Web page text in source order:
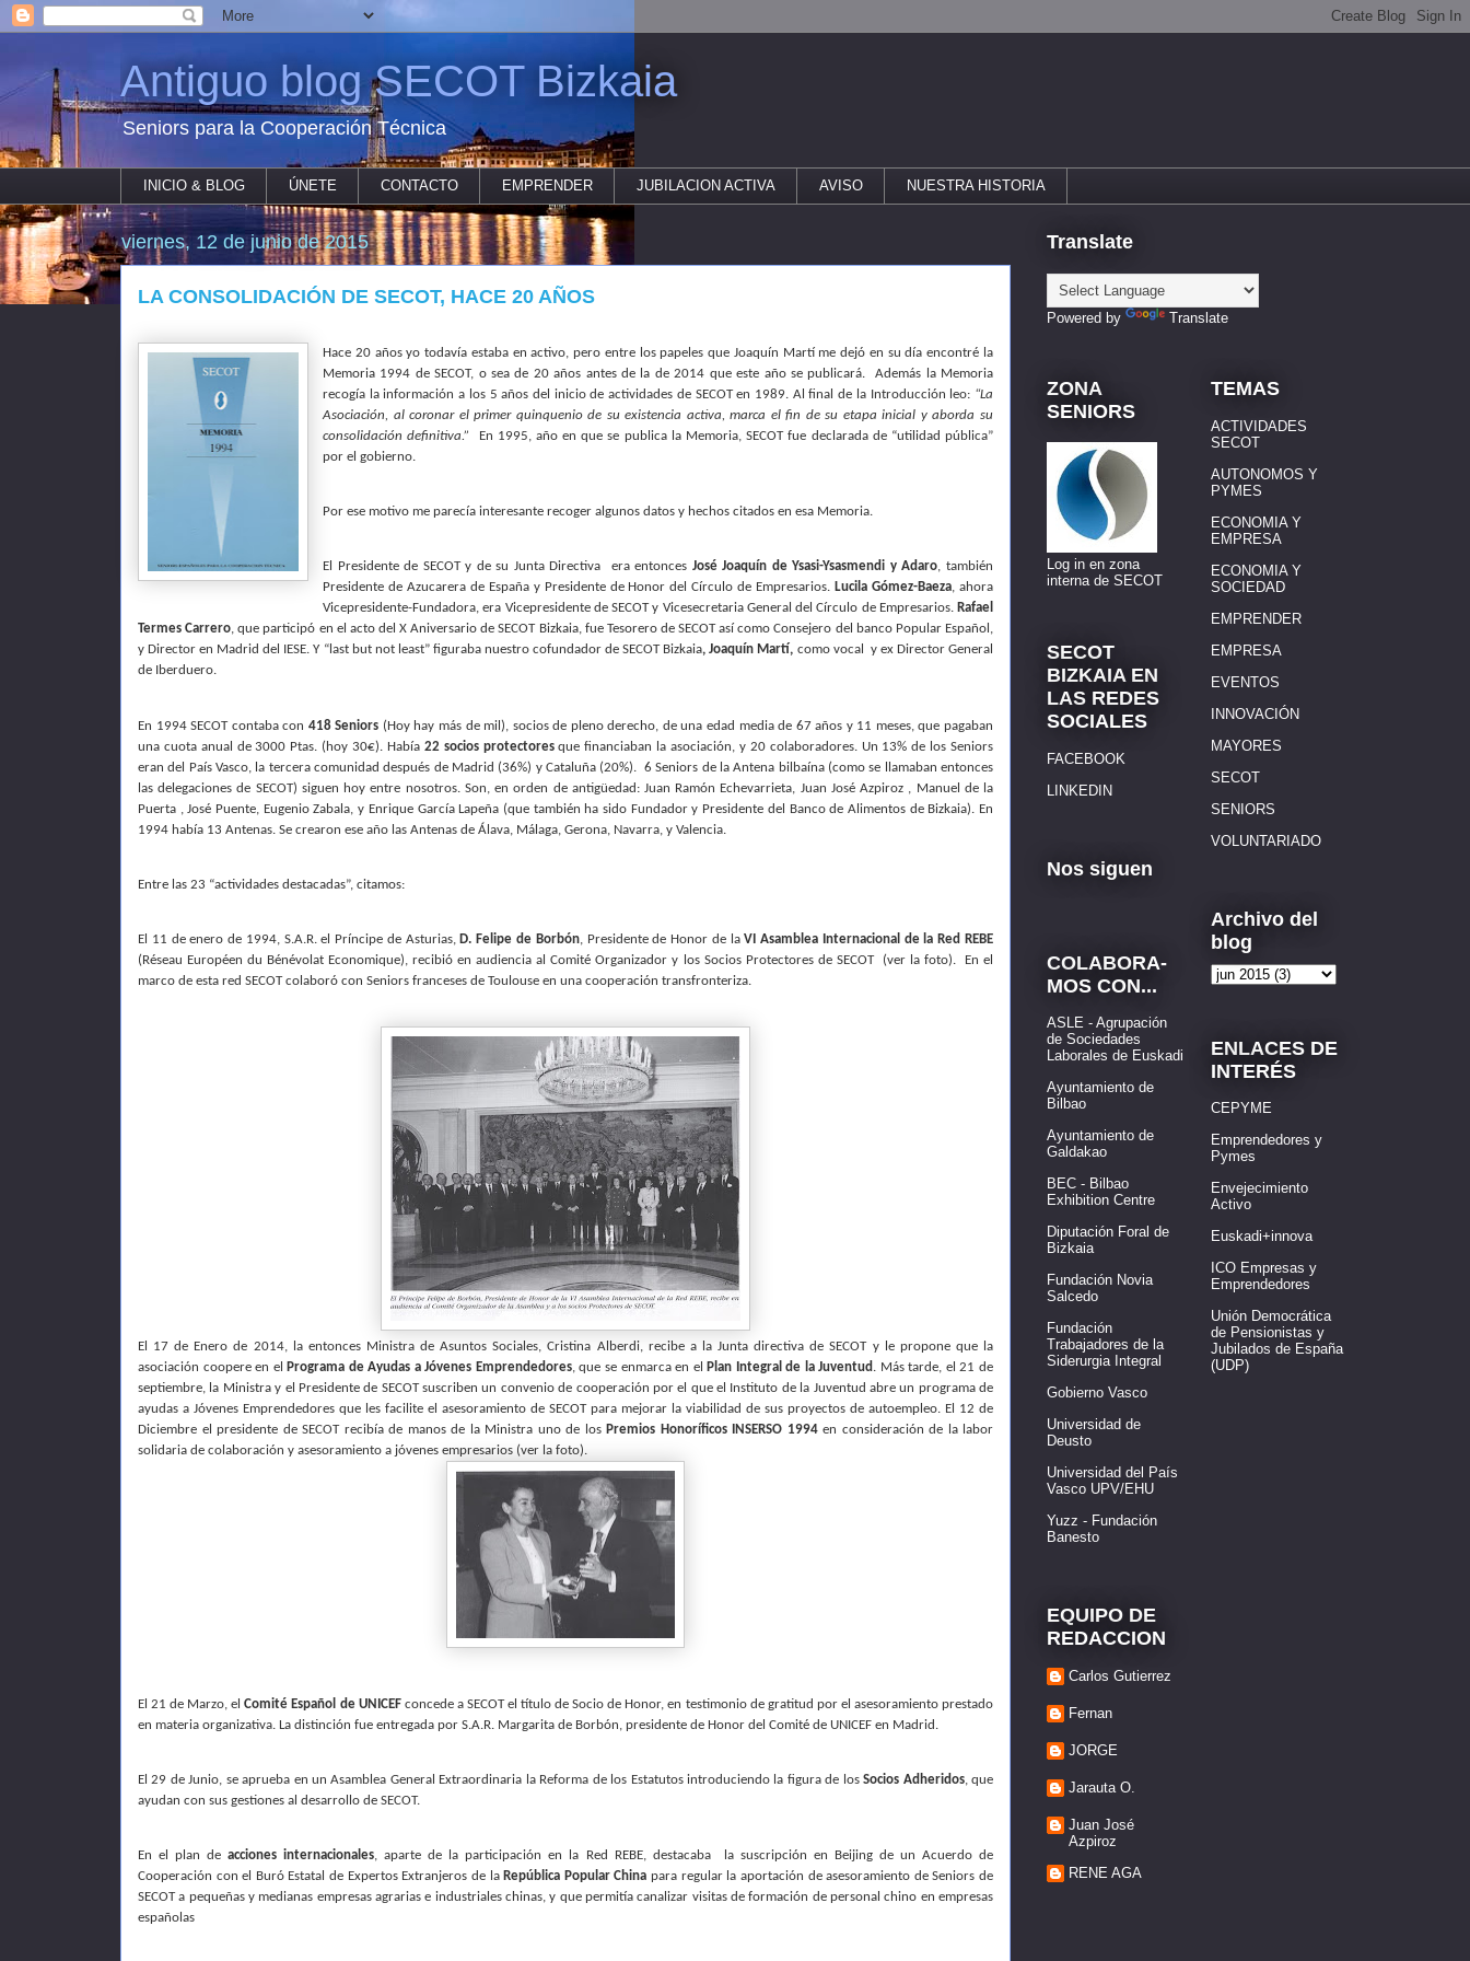
Antiguo blog SECOT Bizkaia
Seniors para la Cooperación Técnica
INICIO & BLOG ÚNETE CONTACTO EMPRENDER JUBILACION ACTIVA AVISO NUESTRA HISTORIA
viernes, 12 de junio de 2015
LA CONSOLIDACIÓN DE SECOT, HACE 20 AÑOS
Hace 20 años yo todavía estaba en activo, pero entre los papeles que Joaquín Martí me dejó en su día encontré la
Memoria 1994 de SECOT, o sea de 20 años antes de la de 2014 que este año se publicará.
Además la Memoria
recogía la información a los 5 años del inicio de actividades de SECOT en 1989. Al final de la Introducción leo: “La
Asociación, al coronar el primer quinquenio de su existencia activa, marca el fin de su etapa inicial y aborda su
consolidación definitiva.”
En 1995, año en que se publica la Memoria, SECOT fue declarada de “utilidad pública”
por el gobierno.
Por ese motivo me parecía interesante recoger algunos datos y hechos citados en esa Memoria.
El Presidente de SECOT y de su Junta Directiva era entonces José Joaquín de Ysasi-Ysasmendi y Adaro, también
Presidente de Azucarera de España y Presidente de Honor del Círculo de Empresarios. Lucila Gómez-Baeza, ahora
Vicepresidente-Fundadora, era Vicepresidente de SECOT y Vicesecretaria General del Círculo de Empresarios. Rafael
Termes Carrero, que participó en el acto del X Aniversario de SECOT Bizkaia, fue Tesorero de SECOT así como Consejero del banco Popular Español,
y Director en Madrid del IESE. Y “last but not least” figuraba nuestro cofundador de SECOT Bizkaia, Joaquín Martí, como vocal
y ex Director General
de Iberduero.
En 1994 SECOT contaba con 418 Seniors (Hoy hay más de mil), socios de pleno derecho, de una edad media de 67 años y 11 meses, que pagaban
una cuota anual de 3000 Ptas. (hoy 30€). Había 22 socios protectoresque financiaban la asociación, y 20 colaboradores. Un 13% de los Seniors
eran del País Vasco, la tercera comunidad después de Madrid (36%) y Cataluña (20%).
6 Seniors de la Antena bilbaína (como se llamaban entonces
las delegaciones de SECOT) siguen hoy entre nosotros. Son, en orden de antigüedad: Juan Ramón Echevarrieta, Juan José Azpiroz , Manuel de la
Puerta , José Puente, Eugenio Zabala, y Enrique García Lapeña (que también ha sido Fundador y Presidente del Banco de Alimentos de Bizkaia). En
1994 había 13 Antenas. Se crearon ese año las Antenas de Álava, Málaga, Gerona, Navarra, y Valencia.
Entre las 23 “actividades destacadas”, citamos:
El 11 de enero de 1994, S.A.R. el Príncipe de Asturias, D. Felipe de Borbón, Presidente de Honor de laVI Asamblea Internacional de la Red REBE
(Réseau Européen du Bénévolat Economique), recibió en audiencia al Comité Organizador y los Socios Protectores de SECOT
(ver la foto).
En el
marco de esta red SECOT colaboró con Seniors franceses de Toulouse en una cooperación transfronteriza.
El 17 de Enero de 2014, la entonces Ministra de Asuntos Sociales, Cristina Alberdi, recibe a la Junta directiva de SECOT y le propone que la
asociación coopere en el
Programa de Ayudas a Jóvenes Emprendedores, que se enmarca en el Plan Integral de la Juventud
. Más tarde, el 21 de
septiembre, la Ministra y el Presidente de SECOT suscriben un convenio de cooperación por el que el Instituto de la Juventud abre un programa de
ayudas a Jóvenes Emprendedores que les facilite el asesoramiento de SECOT para mejorar la viabilidad de sus proyectos de autoempleo. El 12 de
Diciembre el presidente de SECOT recibía de manos de la Ministra uno de los Premios Honoríficos INSERSO 1994en consideración de la labor
solidaria de colaboración y asesoramiento a jóvenes empresarios (ver la foto).
El 21 de Marzo, elComité Español de UNICEFconcede a SECOT el título de Socio de Honor, en testimonio de gratitud por el asesoramiento prestado
en materia organizativa. La distinción fue entregada por S.A.R. Margarita de Borbón, presidente de Honor del Comité de UNICEF en Madrid.
El 29 de Junio, se aprueba en un Asamblea General Extraordinaria la Reforma de los Estatutos introduciendo la figura de losSocios Adheridos, que
ayudan con sus gestiones al desarrollo de SECOT.
En el plan deacciones internacionales, aparte de la participación en la Red REBE, destacaba
la suscripción en Beijing de un Acuerdo de
Cooperación con el Buró Estatal de Expertos Extranjeros de la República Popular China para regular la aportación de asesoramiento de Seniors de
SECOT a pequeñas y medianas empresas agrarias e industriales chinas, y que permitía canalizar visitas de formación de personal chino en empresas
españolas
Translate
Powered by Translate
ZONA
SENIORS
Log in en zona
interna de SECOT
SECOT
BIZKAIA EN
LAS REDES
SOCIALES
FACEBOOK
LINKEDIN
Nos siguen
COLABORA-
MOS CON...
ASLE - Agrupación
de Sociedades
Laborales de Euskadi
Ayuntamiento de
Bilbao
Ayuntamiento de
Galdakao
BEC - Bilbao
Exhibition Centre
Diputación Foral de
Bizkaia
Fundación Novia
Salcedo
Fundación
Trabajadores de la
Siderurgia Integral
Gobierno Vasco
Universidad de
Deusto
Universidad del País
Vasco UPV/EHU
Yuzz - Fundación
Banesto
EQUIPO DE
REDACCION
Carlos Gutierrez
Fernan
JORGE
Jarauta O.
Juan José
Azpiroz
RENE AGA
TEMAS
ACTIVIDADES
SECOT
AUTONOMOS Y
PYMES
ECONOMIA Y
EMPRESA
ECONOMIA Y
SOCIEDAD
EMPRENDER
EMPRESA
EVENTOS
INNOVACIÓN
MAYORES
SECOT
SENIORS
VOLUNTARIADO
Archivo del
blog
ENLACES DE
INTERÉS
CEPYME
Emprendedores y
Pymes
Envejecimiento
Activo
Euskadi+innova
ICO Empresas y
Emprendedores
Unión Democrática
de Pensionistas y
Jubilados de España
(UDP)